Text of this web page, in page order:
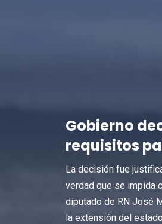
Gobierno
requisitos
La decisión fue
verdad que se impida
diputado de RN José
la extensión del